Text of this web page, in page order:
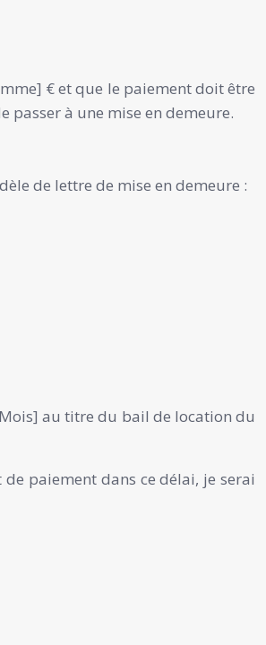
€ et que le paiement doit être
passer à une mise en demeure.
de lettre de mise en demeure :
au titre du bail de location du
paiement dans ce délai, je serai